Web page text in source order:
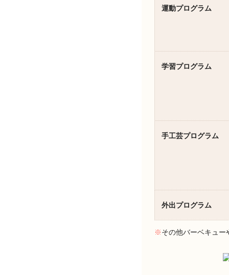
運動プログラム
学習プログラム
手工芸プログラム
外出プログラム
※その他バーベキュー